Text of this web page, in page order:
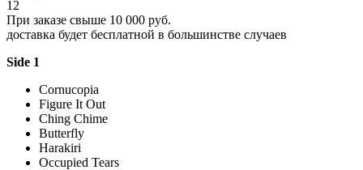
12
При заказе свыше 10 000 руб.
доставка будет бесплатной в большинстве случаев
Side 1
Cornucopia
Figure It Out
Ching Chime
Butterfly
Harakiri
Occupied Tears